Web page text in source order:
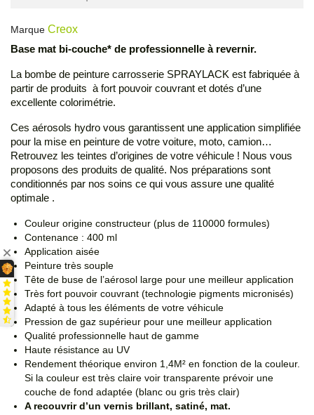
Marque Creox
Base mat bi-couche* de professionnelle à revernir.
La bombe de peinture carrosserie SPRAYLACK est fabriquée à
partir de produits à fort pouvoir couvrant et dotés d’une
excellente colorimétrie.
Ces aérosols hydro vous garantissent une application simplifiée
pour la mise en peinture de votre voiture, moto, camion…
Retrouvez les teintes d’origines de votre véhicule ! Nous vous
proposons des produits de qualité. Nos préparations sont
conditionnés par nos soins ce qui vous assure une qualité
optimale .
Couleur origine constructeur (plus de 110000 formules)
Contenance : 400 ml
Application aisée
Peinture très souple
Tête de buse de l’aérosol large pour une meilleur application
Très fort pouvoir couvrant (technologie pigments micronisés)
Adapté à tous les éléments de votre véhicule
Pression de gaz supérieur pour une meilleur application
Qualité professionnelle haut de gamme
Haute résistance au UV
Rendement théorique environ 1,4M² en fonction de la couleur.
Si la couleur est très claire voir transparente prévoir une
couche de fond adaptée (blanc ou gris très clair)
A recouvrir d’un vernis brillant, satiné, mat.